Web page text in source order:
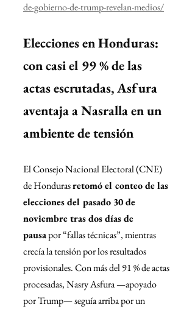
de-gobierno-de-trump-revelan-medios/
Elecciones en Honduras:
con casi el 99 % de las
actas escrutadas, Asfura
aventaja a Nasralla en un
ambiente de tensión
El Consejo Nacional Electoral (CNE)
de Honduras retomó el conteo de las
elecciones del pasado 30 de
noviembre tras dos días de
pausa por “fallas técnicas”, mientras
crecía la tensión por los resultados
provisionales. Con más del 91 % de actas
procesadas, Nasry Asfura —apoyado
por Trump— seguía arriba por un